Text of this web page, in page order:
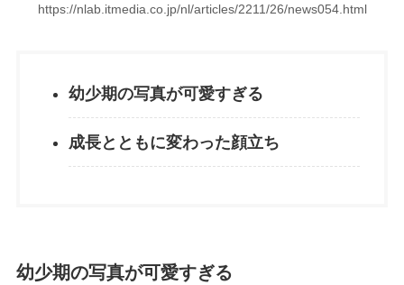
https://nlab.itmedia.co.jp/nl/articles/2211/26/news054.html
幼少期の写真が可愛すぎる
成長とともに変わった顔立ち
幼少期の写真が可愛すぎる